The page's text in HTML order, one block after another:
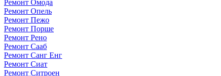
Ремонт Омода
Ремонт Опель
Ремонт Пежо
Ремонт Порше
Ремонт Рено
Ремонт Сааб
Ремонт Санг Енг
Ремонт Сиат
Ремонт Ситроен